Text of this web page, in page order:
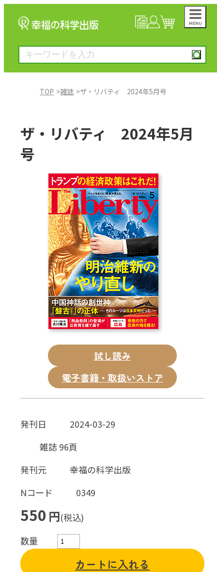
MENU
絵本
雑誌
CD
DVD・ブルーレイ
雑貨
外国語
TOP 雑誌 ザ・リバティ 2024年5月号
ザ・リバティ 2024年5月
号
試し読み
電子書籍・取扱いストア
発刊日
2024-03-29
雑誌 96頁
発刊元
幸福の科学出版
Nコード
0349
550 円(税込)
数量
カートに入れる